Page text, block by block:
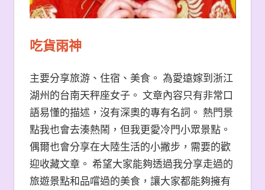
吃貨雨神
主要分享旅游、住宿、美食。 為愛遠嫁到浙江
湖州的台南天秤座女子。 文章內容只有非常口
語易懂的描述，沒有深奧的專有名詞。 熱門景
點我也會去湊熱鬧，但我更愛冷門小眾景點。
偶爾也會分享在大陸生活的小撇步，需要的歡
迎收藏文章。 希望大家能夠透過我分享走過的
旅遊景點和品嚐過的美食，讓大家都能夠擁有